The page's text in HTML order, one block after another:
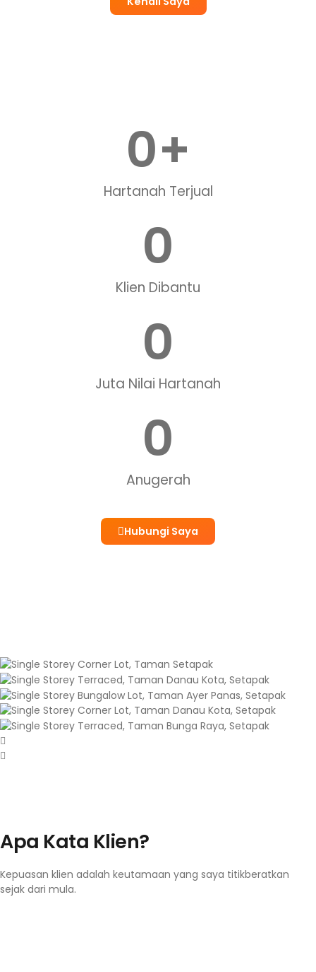
Hartanah Terjual
0+
Klien Dibantu
0
Juta Nilai Hartanah
0
Anugerah
0
Hubungi Saya
Apa Kata Klien?
Kepuasan klien adalah keutamaan yang saya titikberatkan
sejak dari mula.